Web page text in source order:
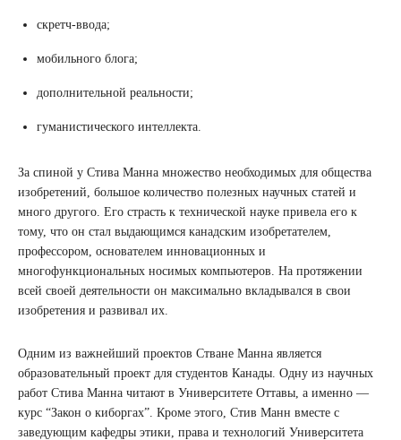
скретч-ввода;
мобильного блога;
дополнительной реальности;
гуманистического интеллекта.
За спиной у Стива Манна множество необходимых для общества
изобретений, большое количество полезных научных статей и
много другого. Его страсть к технической науке привела его к
тому, что он стал выдающимся канадским изобретателем,
профессором, основателем инновационных и
многофункциональных носимых компьютеров. На протяжении
всей своей деятельности он максимально вкладывался в свои
изобретения и развивал их.
Одним из важнейший проектов Стване Манна является
образовательный проект для студентов Канады. Одну из научных
работ Стива Манна читают в Университете Оттавы, а именно —
курс “Закон о киборгах”. Кроме этого, Стив Манн вместе с
заведующим кафедры этики, права и технологий Университета